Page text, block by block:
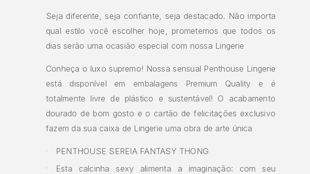
Seja diferente, seja confiante, seja destacado. Não importa
qual estilo você escolher hoje, prometemos que todos os
dias serão uma ocasião especial com nossa Lingerie
Conheça o luxo supremo! Nossa sensual Penthouse Lingerie
está disponível em embalagens Premium Quality e é
totalmente livre de plástico e sustentável! O acabamento
dourado de bom gosto e o cartão de felicitações exclusivo
fazem da sua caixa de Lingerie uma obra de arte única
PENTHOUSE SEREIA FANTASY THONG
Esta calcinha sexy alimenta a imaginação: com seu